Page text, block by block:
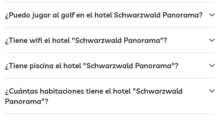
restaurante
recepción recepción 24h
servicio de habitaciones
desayuno
¿Puedo jugar al golf en el hotel Schwarzwald Panorama?
¿Tiene wifi el hotel "Schwarzwald Panorama"?
¿Tiene piscina el hotel "Schwarzwald Panorama"?
¿Cuántas habitaciones tiene el hotel "Schwarzwald
Panorama"?